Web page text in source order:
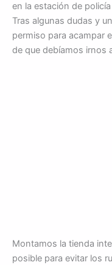
en la estación de
Tras algunas dudas y
permiso para acampar
de que debíamos irnos
Montamos la tienda
posible para evitar los